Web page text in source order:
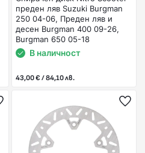
преден ляв Suzuki Burgman
250 04-06, Преден ляв и
десен Burgman 400 09-26,
Burgman 650 05-18
В наличност
43,00 € / 84,10 лв.